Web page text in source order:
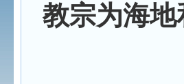
教宗为海